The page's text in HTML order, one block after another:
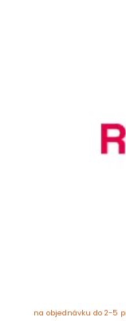
na objednávku do 2-5